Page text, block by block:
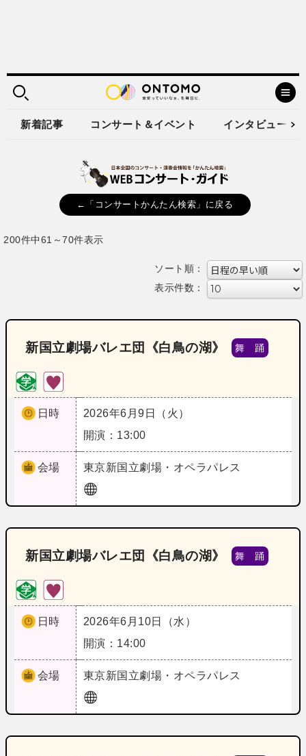
新着記事 コンサート＆イベント インタビュー
←「コンサートかんたん検索」に戻る
200件中61～70件表示
ソート順：
表示件数：
新国立劇場バレエ団《白鳥の湖》 舞 踊
日時
2026年6月9日（火）
開演：13:00
会場 東京新国立劇場・オペラパレス
新国立劇場バレエ団《白鳥の湖》 舞 踊
日時
2026年6月10日（水）
開演：14:00
会場 東京新国立劇場・オペラパレス